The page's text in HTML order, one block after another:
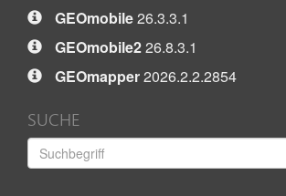
GEOmobile26.3.3.1
GEOmobile226.8.3.1
GEOmapper2026.2.2.2854
SUCHE